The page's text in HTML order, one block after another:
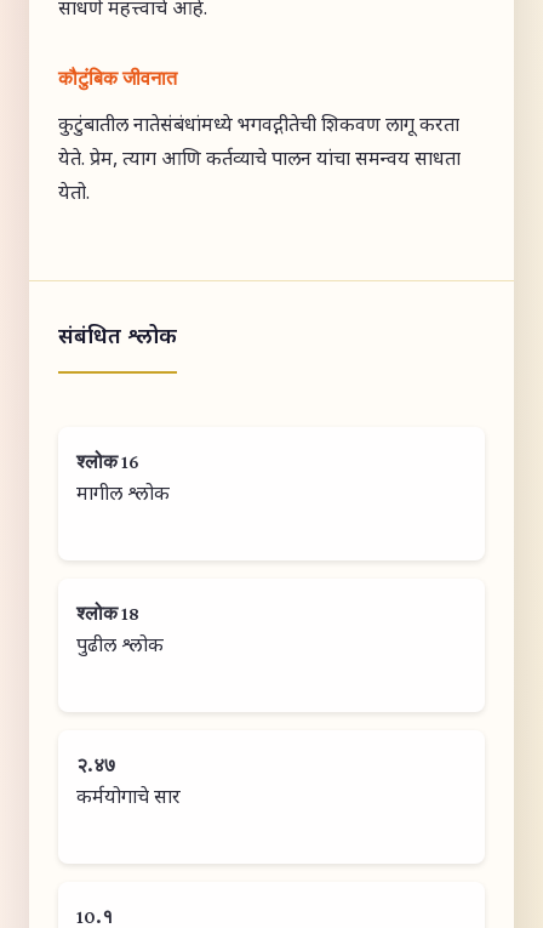
साधणे महत्त्वाचे आहे.
कौटुंबिक जीवनात
कुटुंबातील नातेसंबंधांमध्ये भगवद्गीतेची शिकवण लागू करता
येते. प्रेम, त्याग आणि कर्तव्याचे पालन यांचा समन्वय साधता
येतो.
संबंधित श्लोक
श्लोक 16
मागील श्लोक
श्लोक 18
पुढील श्लोक
२.४७
कर्मयोगाचे सार
10.१